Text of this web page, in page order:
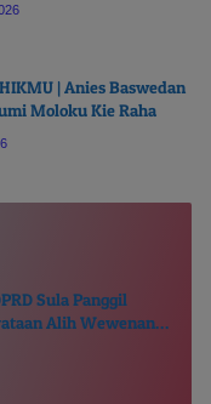
| Anies Baswedan
Moloku Kie Raha
Sula Panggil
Alih Wewenang